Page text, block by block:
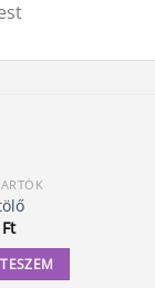
FtCurrent
is:
800 Ft.